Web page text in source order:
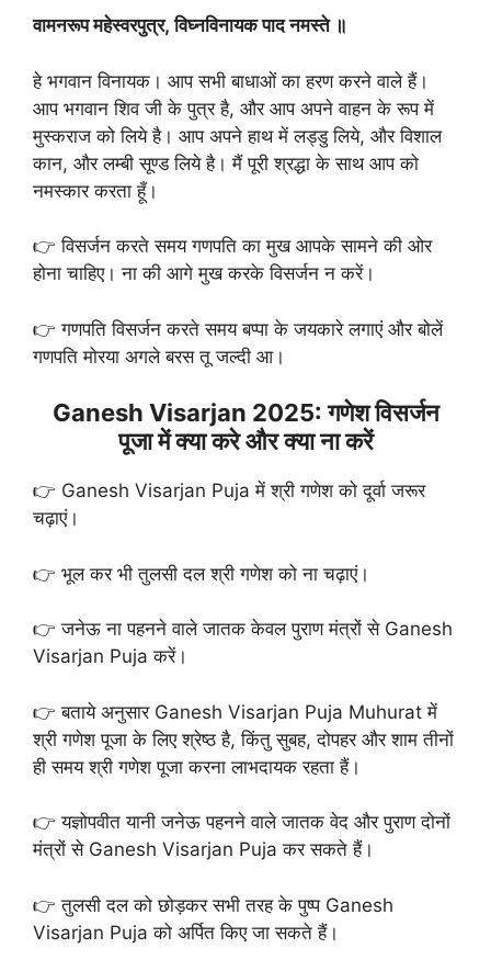
वामनरूप महेस्वरपुत्र, विघ्नविनायक पाद नमस्ते ॥
हे भगवान विनायक। आप सभी बाधाओं का हरण करने वाले हैं।
आप भगवान शिव जी के पुत्र है, और आप अपने वाहन के रूप में
मुस्‍कराज को लिये है। आप अपने हाथ में लड्डु लिये, और विशाल
कान, और लम्‍बी सूण्‍ड लिये है। मैं पूरी श्रद्धा के सा‍थ आप को
नमस्‍कार करता हूँ।
👉 विसर्जन करते समय गणपति का मुख आपके सामने की ओर
होना चाहिए। ना की आगे मुख करके विसर्जन न करें।
👉 गणपति विसर्जन करते समय बप्पा के जयकारे लगाएं और बोलें
गणपति मोरया अगले बरस तू जल्दी आ।
Ganesh Visarjan 2025: गणेश विसर्जन
पूजा में क्या करे और क्या ना करें
👉 Ganesh Visarjan Puja में श्री गणेश को दूर्वा जरूर
चढ़ाएं।
👉 भूल कर भी तुलसी दल श्री गणेश को ना चढ़ाएं।
👉 जनेऊ ना पहनने वाले जातक केवल पुराण मंत्रों से Ganesh
Visarjan Puja करें।
👉 बताये अनुसार Ganesh Visarjan Puja Muhurat में
श्री गणेश पूजा के लिए श्रेष्ठ है, किंतु सुबह, दोपहर और शाम तीनों
ही समय श्री गणेश पूजा करना लाभदायक रहता हैं।
👉 यज्ञोपवीत यानी जनेऊ पहनने वाले जातक वेद और पुराण दोनों
मंत्रों से Ganesh Visarjan Puja कर सकते हैं।
👉 तुलसी दल को छोड़कर सभी तरह के पुष्प Ganesh
Visarjan Puja को अर्पित किए जा सकते हैं।